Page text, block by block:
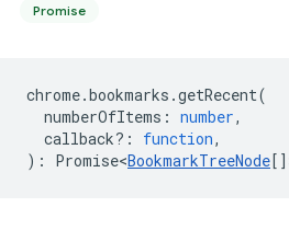
Promise
chrome.bookmarks .getRecent(
numberOfItems : number,
callback? : function,
) : Promise<BookmarkTreeNode[]